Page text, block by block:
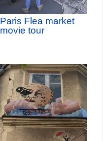
Paris Flea market
movie tour